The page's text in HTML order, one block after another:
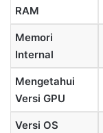
RAM
Memori
Internal
Mengetahui
Versi GPU
Versi OS